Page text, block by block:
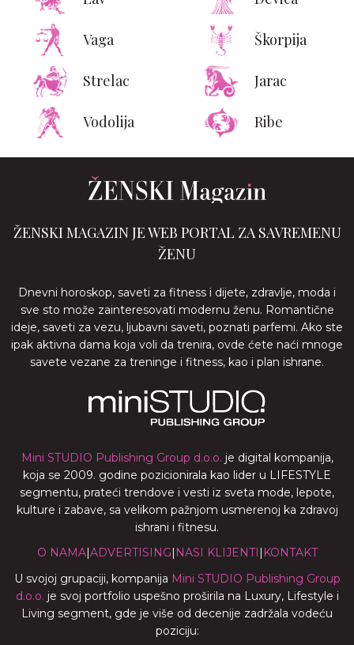
Vaga Škorpija
Strelac Jarac
Vodolija Ribe
ŽENSKI MAGAZIN JE WEB PORTAL ZA SAVREMENU
ŽENU
Dnevni horoskop, saveti za fitness i dijete, zdravlje, moda i
sve sto može zainteresovati modernu ženu. Romantične
ideje, saveti za vezu, ljubavni saveti, poznati parfemi. Ako ste
ipak aktivna dama koja voli da trenira, ovde ćete naći mnoge
savete vezane za treninge i fitness, kao i plan ishrane.
Mini STUDIO Publishing Group d.o.o. je digital kompanija,
koja se 2009. godine pozicionirala kao lider u LIFESTYLE
segmentu, prateći trendove i vesti iz sveta mode, lepote,
kulture i zabave, sa velikom pažnjom usmerenoj ka zdravoj
ishrani i fitnesu.
O NAMA|ADVERTISING| NASI KLIJENTI | KONTAKT
U svojoj grupaciji, kompanija Mini STUDIO Publishing Group
d.o.o. je svoj portfolio uspešno proširila na Luxury, Lifestyle i
Living segment, gde je više od decenije zadržala vodeću
poziciju: